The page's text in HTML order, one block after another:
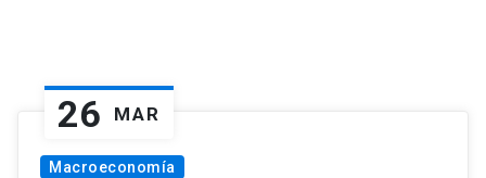
26 MAR
Macroeconomía